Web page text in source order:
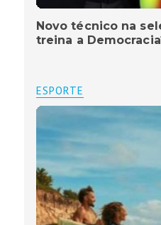
Novo técnico na
treina a
ESPORTE